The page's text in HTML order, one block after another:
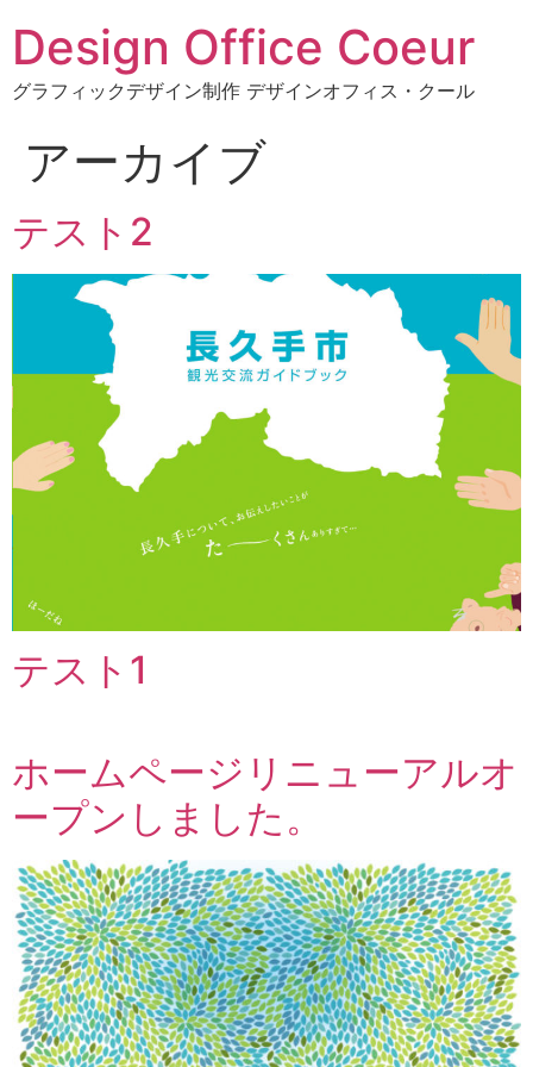
Design Office Coeur
グラフィックデザイン制作 デザインオフィス・クール
アーカイブ
テスト2
テスト1
ホームページリニューアルオ
ープンしました。